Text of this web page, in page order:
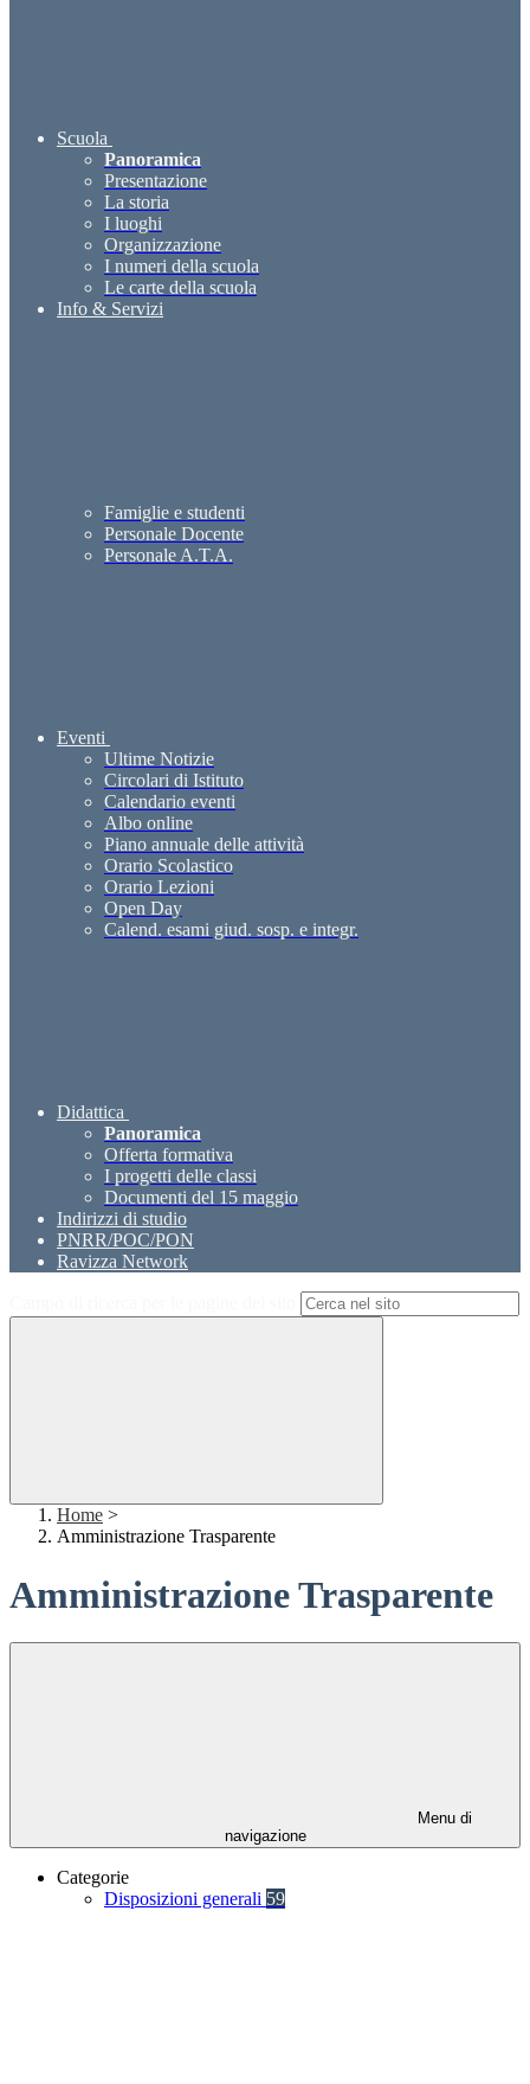
Scuola
Panoramica
Presentazione
La storia
I luoghi
Organizzazione
I numeri della scuola
Le carte della scuola
Info & Servizi
Famiglie e studenti
Personale Docente
Personale A.T.A.
Eventi
Ultime Notizie
Circolari di Istituto
Calendario eventi
Albo online
Piano annuale delle attività
Orario Scolastico
Orario Lezioni
Open Day
Calend. esami giud. sosp. e integr.
Didattica
Panoramica
Offerta formativa
I progetti delle classi
Documenti del 15 maggio
Indirizzi di studio
PNRR/POC/PON
Ravizza Network
Home >
Amministrazione Trasparente
Amministrazione Trasparente
Menu di
navigazione
Categorie
Disposizioni generali 59